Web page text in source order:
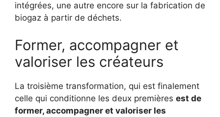
intégrées, une autre encore sur la fabrication de
biogaz à partir de déchets.
Former, accompagner et
valoriser les créateurs
La troisième transformation, qui est finalement
celle qui conditionne les deux premières est de
former, accompagner et valoriser les